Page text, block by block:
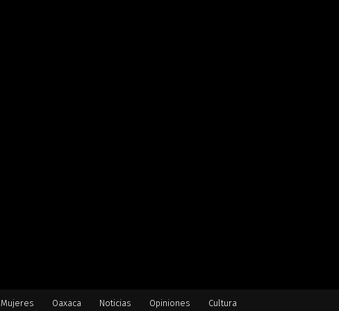
Mujeres Oaxaca Noticias Opiniones Cultura